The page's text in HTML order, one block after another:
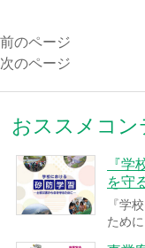
前のページ
次のページ
おススメコン
『
を守
『学
ため